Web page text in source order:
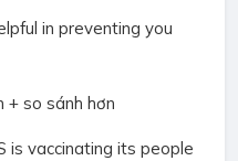
in preventing you
+ so sánh hơn
is vaccinating its people